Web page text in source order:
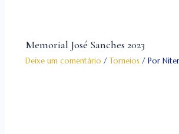
Memorial José Sanches 2023
Deixe um comentário /Torneios / Por